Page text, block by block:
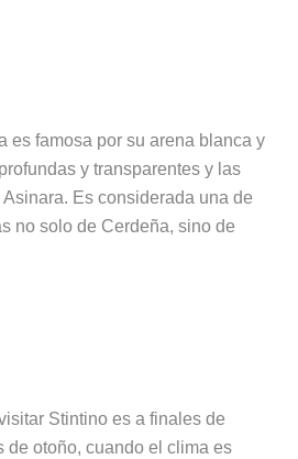
es famosa por su arena blanca y
y transparentes y las
Es considerada una de
no solo de Cerdeña, sino de
Stintino es a finales de
de otoño, cuando el clima es